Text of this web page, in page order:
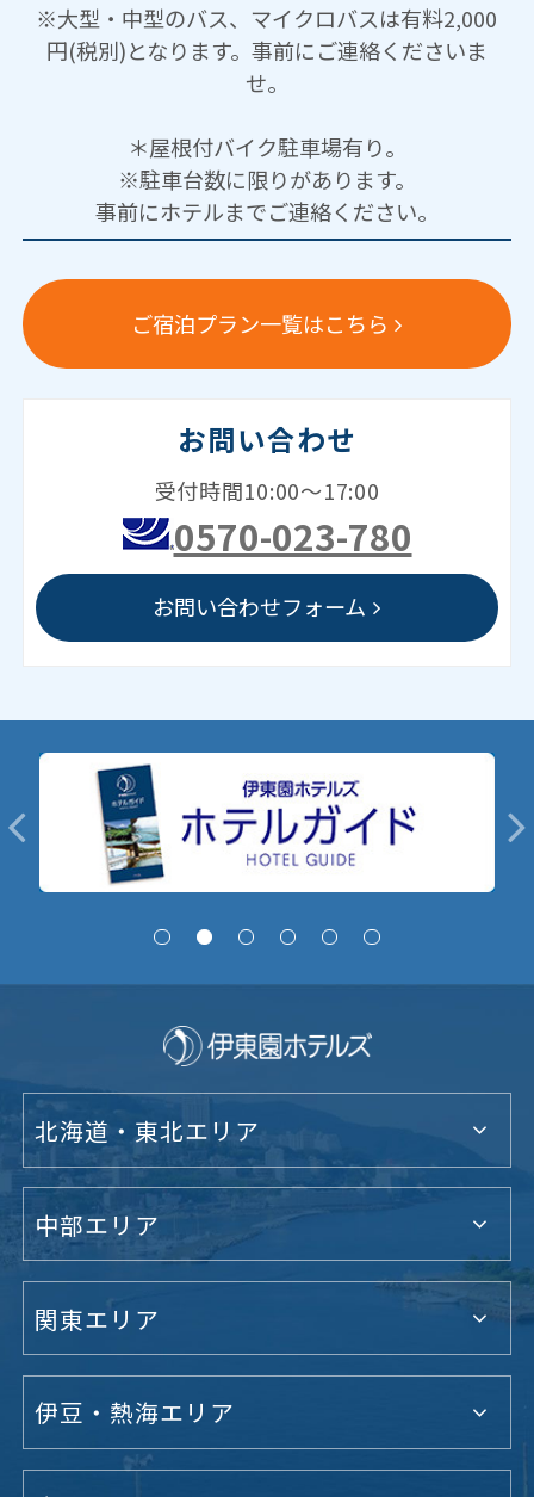
※大型・中型のバス、マイクロバスは有料2,000
円(税別)となります。事前にご連絡くださいま
せ。
＊屋根付バイク駐車場有り。
※駐車台数に限りがあります。
事前にホテルまでご連絡ください。
ご宿泊プラン一覧はこちら
お問い合わせ
受付時間10:00～17:00
0570-023-780
お問い合わせフォーム
北海道・東北エリア
中部エリア
関東エリア
伊豆・熱海エリア